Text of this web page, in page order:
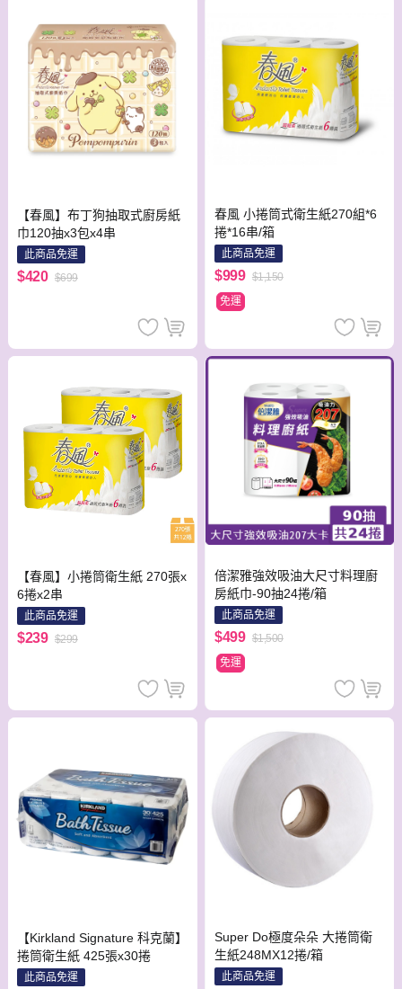
【春風】布丁狗抽取式廚房紙
巾120抽x3包x4串
此商品免運
$420 $699
春風 小捲筒式衛生紙270組*6
捲*16串/箱
此商品免運
$999 $1,150
免運
【春風】小捲筒衛生紙 270張x
6捲x2串
此商品免運
$239 $299
倍潔雅強效吸油大尺寸料理廚
房紙巾-90抽24捲/箱
此商品免運
$499 $1,500
免運
【Kirkland Signature 科克蘭】
捲筒衛生紙 425張x30捲
此商品免運
Super Do極度朵朵 大捲筒衛
生紙248MX12捲/箱
此商品免運